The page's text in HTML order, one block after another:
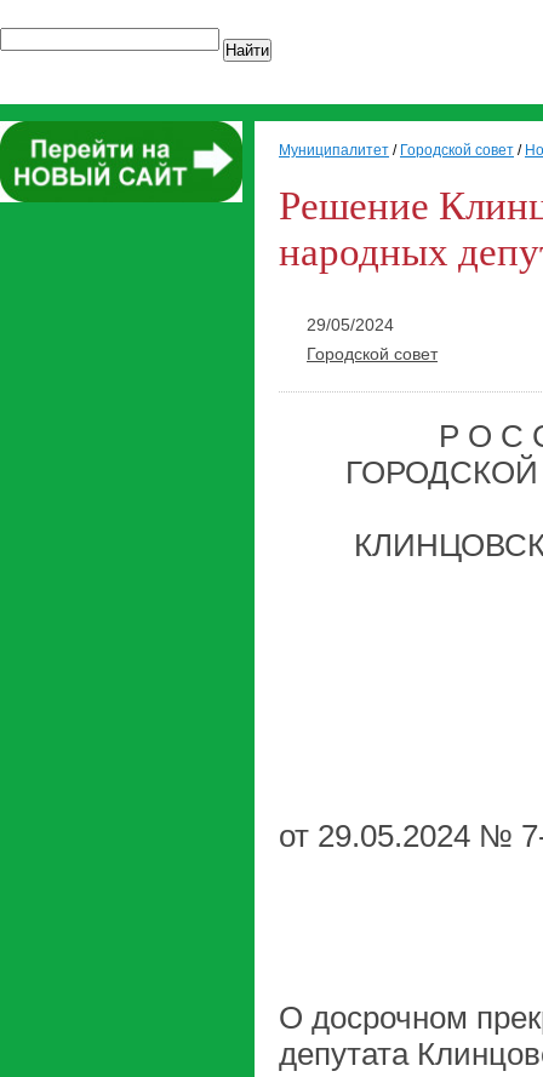
Найти
Муниципалитет / Городской совет /
Решение
народных
29/05/2024
Городской совет
Р О С
от 29.05.2024 №
О досрочном
депутата